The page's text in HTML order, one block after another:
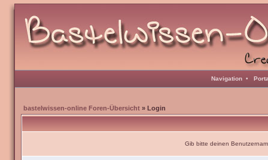
Navigation •
bastelwissen-online Foren-Übersicht » Login
Gib bitte deinen